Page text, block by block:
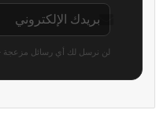
لن نرسل لك أي رسائل مزعجة